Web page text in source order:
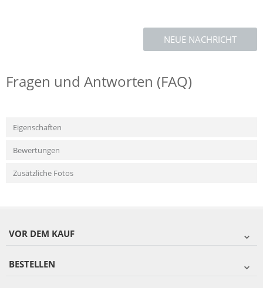
NEUE NACHRICHT
Fragen und Antworten (FAQ)
Eigenschaften
Bewertungen
Zusätzliche Fotos
VOR DEM KAUF
BESTELLEN